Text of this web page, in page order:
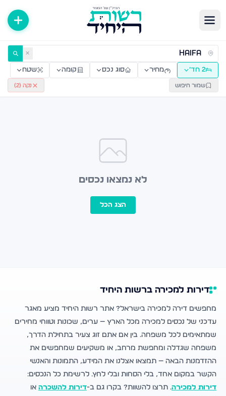
דירות למכירה ולהשכרה — רשות היחיד ✕
2 חד׳ מחיר סוג נכס קומה שטח
שמור חיפוש נקה (2
)
לא נמצאו נכסים
הצג הכל
דירות למכירה ברשות היחיד
מחפשים דירה למכירה בישראל? אתר רשות היחיד מציע מאגר
עדכני של נכסים למכירה מכל הארץ — ערים, שכונות וטווחי מחירים
שמתאימים לכל משפחה. בין אם אתם זוג צעיר בתחילת הדרך,
משפחה שגדלה ומחפשת מרחב, או משקיעים שמחפשים את
ההזדמנות הבאה — תמצאו אצלנו את המידע, התמונות והאנשי
הקשר במקום אחד, בלי הסחות ובלי לחץ. לרשימת כל הנכסים:
דירות למכירה. תרצו להשוות? בקרו גם ב-דירות להשכרה או